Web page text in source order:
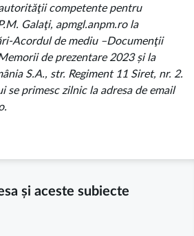
competente pentru
Galaţi, apmgl.anpm.ro la
Acordul de mediu –Documenţii
de prezentare 2023 și la
S.A., str. Regiment 11 Siret, nr. 2.
se primesc zilnic la adresa de email
și aceste subiecte